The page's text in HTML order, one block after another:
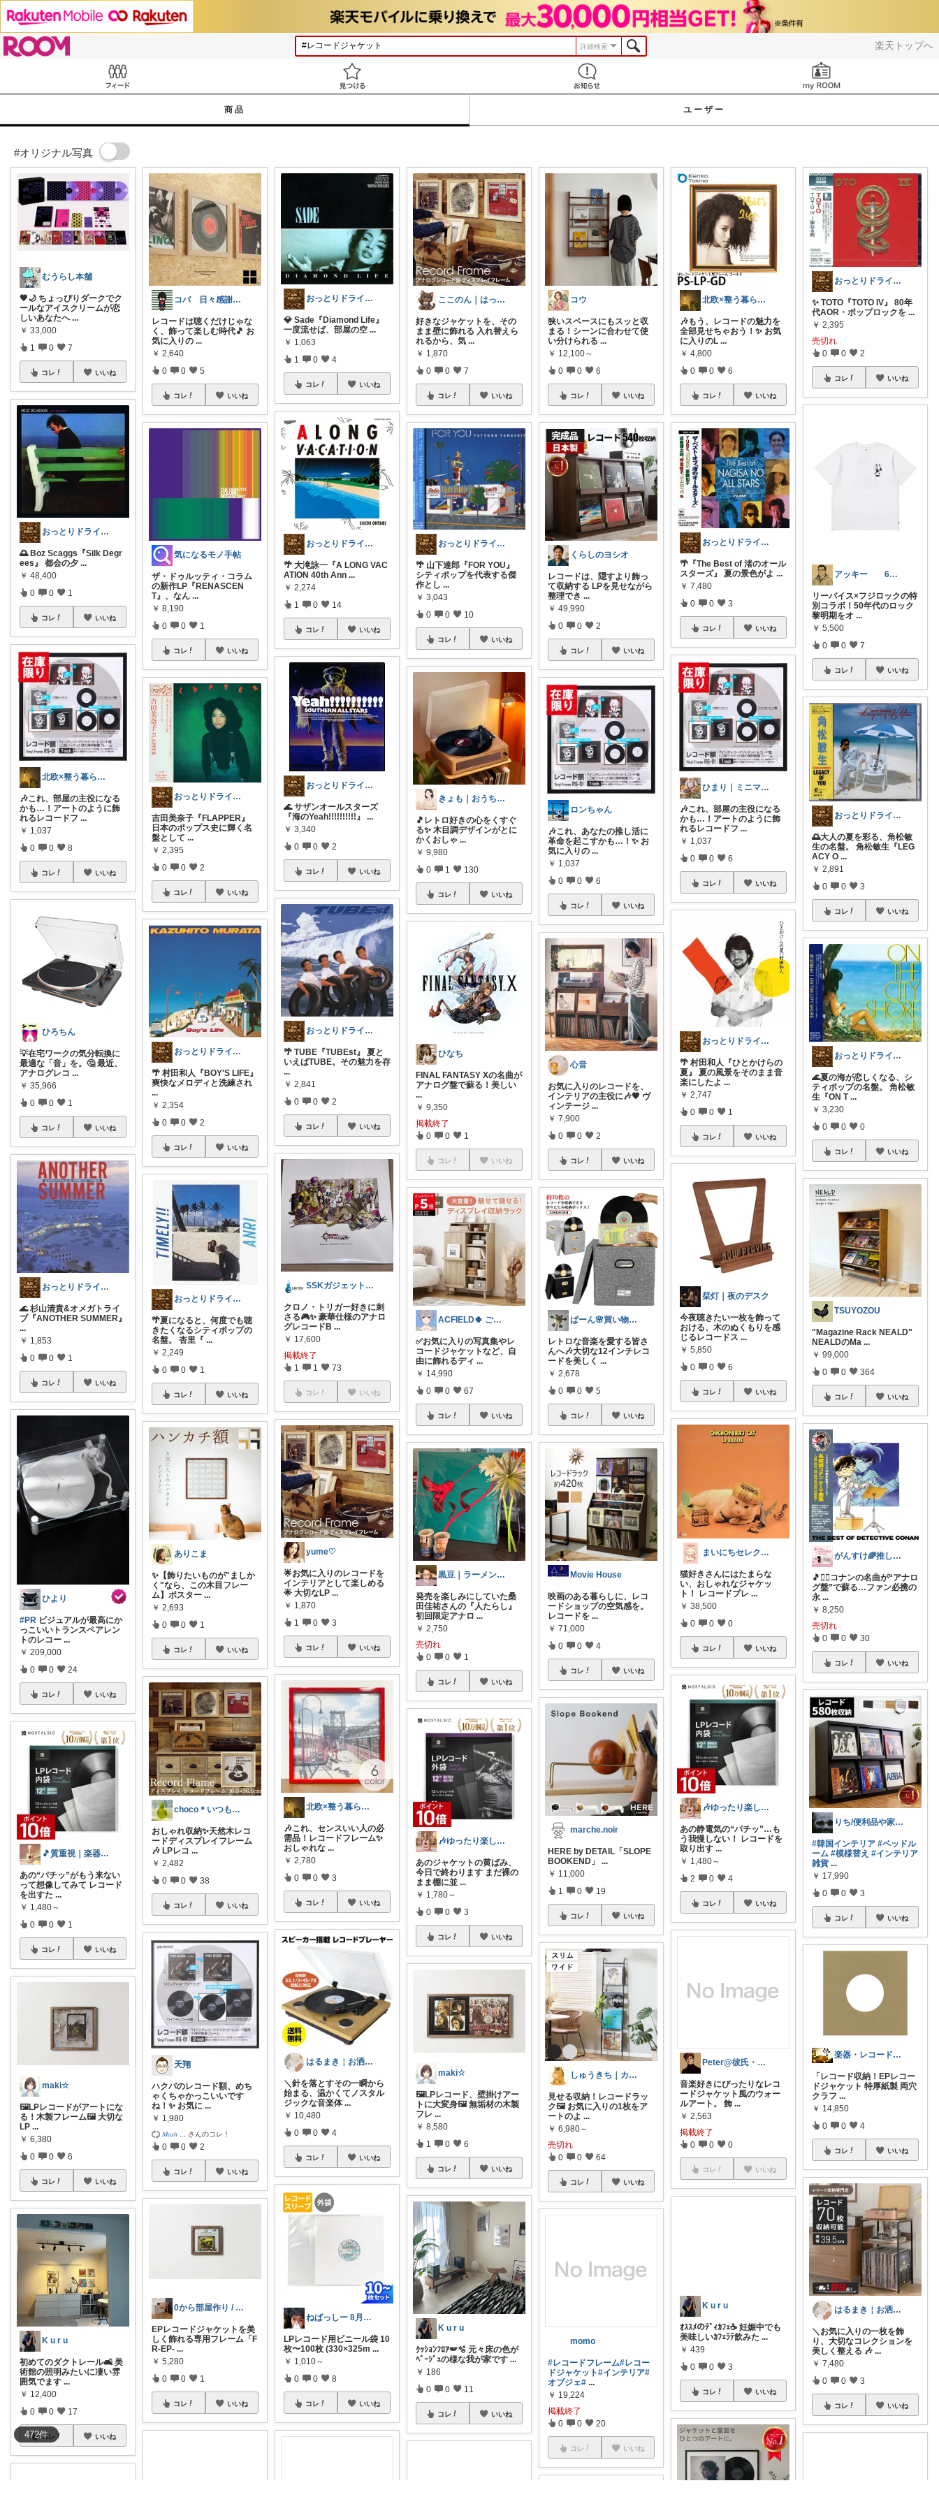
楽天トップへ
詳細検索
商品 ユーザー
#オリジナル写真
472件
むうらし本舗
🖤🌙 ちょっぴりダークでク
ールなアイスクリームが恋
しいあなたへ ...
￥ 33,000
1 0 7
コレ いいね
おっとりドライバー
🌅 Boz Scaggs『Silk Degr
ees』 都会の夕 ...
￥ 48,400
0 0 1
コレ いいね
北欧×整う暮らし｜ハル
🎶これ、部屋の主役になる
かも…！アートのように飾
れるレコードフ ...
￥ 1,037
0 0 8
コレ いいね
ひろちん
💡在宅ワークの気分転換に
最適な「音」を。🤔 最近、
アナログレコ ...
￥ 35,966
0 0 1
コレ いいね
おっとりドライバー
🌊 杉山清貴&オメガトライ
ブ『ANOTHER SUMMER』
...
￥ 1,853
0 0 1
コレ いいね
ひより
#PR ビジュアルが最高にか
っこいいトランスペアレン
トのレコー ...
￥ 209,000
0 0 24
コレ いいね
🎵質重視｜楽器・音響機器
あの“パチッ”がもう来ない
って想像してみて レコード
を出すた ...
￥ 1,480～
0 0 1
コレ いいね
maki☆
🖼️LPレコードがアートにな
る！木製フレーム🖼️ 大切な
LP ...
￥ 6,380
0 0 6
コレ いいね
K u r u
初めてのダクトレール🛋️ 美
術館の照明みたいに凄い雰
囲気でます ...
￥ 12,400
0 0 17
コレ いいね
コバ 日々感謝✨私のすきなもの帖✨
レコードは聴くだけじゃな
く、飾って楽しむ時代🎵 お
気に入りの ...
￥ 2,640
0 0 5
コレ いいね
気になるモノ手帖
ザ・ドゥルッティ・コラム
の新作LP『RENASCEN
T』、なん ...
￥ 8,190
0 0 1
コレ いいね
おっとりドライバー
吉田美奈子『FLAPPER』
日本のポップス史に輝く名
盤として ...
￥ 2,395
0 0 2
コレ いいね
おっとりドライバー
🌴 村田和人『BOY'S LIFE』
爽快なメロディと洗練され
...
￥ 2,354
0 0 2
コレ いいね
おっとりドライバー
🌴夏になると、何度でも聴
きたくなるシティポップの
名盤。 杏里『 ...
￥ 2,249
0 0 1
コレ いいね
ありこま
✨【飾りたいものが"ましか
く"なら、この木目フレー
ム】ポスター ...
￥ 2,693
0 0 1
コレ いいね
choco＊いつもありがとうございます♡
おしゃれ収納✨天然木レコ
ードディスプレイフレーム
🎶 LPレコ ...
￥ 2,482
0 0 38
コレ いいね
天翔
ハクバのレコード額、めち
ゃくちゃかっこいいです
ね！✨ お気に ...
￥ 1,980
𝑀𝑎𝑠ℎ さんのコレ！
0 0 2
コレ いいね
0から部屋作り / BASE
EPレコードジャケットを美
しく飾れる専用フレーム「F
R-EP- ...
￥ 5,280
0 0 1
コレ いいね
おっとりドライバー
💎 Sade『Diamond Life』
一度流せば、部屋の空 ...
￥ 1,063
1 0 4
コレ いいね
おっとりドライバー
🌴 大滝詠一『A LONG VAC
ATION 40th Ann ...
￥ 2,274
1 0 14
コレ いいね
おっとりドライバー
🌊 サザンオールスターズ
『海のYeah!!!!!!!!!!』...
￥ 3,340
0 0 2
コレ いいね
おっとりドライバー
🌴 TUBE『TUBEst』 夏と
いえばTUBE。その魅力を存
...
￥ 2,841
0 0 2
コレ いいね
SSKガジェット研究所
クロノ・トリガー好きに刺
さる🎮✨ 豪華仕様のアナロ
グレコードB ...
￥ 17,600
掲載終了
1 1 73
コレ いいね
yume♡
🌟お気に入りのレコードを
インテリアとして楽しめる
🌟 大切なLP ...
￥ 1,870
1 0 3
コレ いいね
北欧×整う暮らし｜ハル
🎶これ、センスいい人の必
需品！レコードフレーム✨
おしゃれな ...
￥ 2,780
0 0 3
コレ いいね
はるまき￤お洒落インテリアとQOL向上
＼針を落とすその一瞬から
始まる、温かくてノスタル
ジックな音楽体 ...
￥ 10,480
0 0 4
コレ いいね
ねばっしー 8月もよろしゅうに☺️
LPレコード用ビニール袋 10
枚〜100枚 (330×325m ...
￥ 1,010～
0 0 8
コレ いいね
ここのん｜はっぴいライフ💓
好きなジャケットを、その
まま壁に飾れる 入れ替えら
れるから、気 ...
￥ 1,870
0 0 7
コレ いいね
おっとりドライバー
🌴 山下達郎『FOR YOU』
シティポップを代表する傑
作とし ...
￥ 3,043
0 0 10
コレ いいね
きょも｜おうちを楽しく🏠購入感謝✨
🎵レトロ好きの心をくすぐ
る✨ 木目調デザインがとに
かくおしゃ ...
￥ 9,980
0 1 130
コレ いいね
ひなち
FINAL FANTASY Xの名曲が
アナログ盤で蘇る！美しい
...
￥ 9,350
掲載終了
0 0 1
コレ いいね
ACFIELD🍀 ご購入感謝です
✅お気に入りの写真集やレ
コードジャケットなど、自
由に飾れるディ ...
￥ 14,990
0 0 67
コレ いいね
黒豆｜ラーメン屋女将の暮らしと愛用品
発売を楽しみにしていた桑
田佳祐さんの『人たらし』
初回限定アナロ ...
￥ 2,750
売切れ
0 0 1
コレ いいね
🎶ゆったり楽しむ人｜楽器
あのジャケットの黄ばみ、
今日で終わります まだ裸の
まま棚に並 ...
￥ 1,780～
0 0 3
コレ いいね
maki☆
🖼️LPレコード、壁掛けアー
トに大変身🖼️ 無垢材の木製
フレ ...
￥ 8,580
1 0 6
コレ いいね
K u r u
ｸｯｼｮﾝﾌﾛｱ🪽🫧 元々床の色が
ﾍﾞｰｼﾞｭの様な我が家です ...
￥ 186
0 0 11
コレ いいね
コウ
​狭いスペースにもスッと収
まる！シーンに合わせて使
い分けられる ...
￥ 12,100～
0 0 6
コレ いいね
くらしのヨシオ
レコードは、隠すより飾っ
て収納する LPを見せながら
整理でき ...
￥ 49,990
0 0 2
コレ いいね
ロンちゃん
🎶これ、あなたの推し活に
革命を起こすかも…！✨ お
気に入りの ...
￥ 1,037
0 0 6
コレ いいね
心音
お気に入りのレコードを、
インテリアの主役に🎶🤎 ヴ
ィンテージ ...
￥ 7,900
0 0 2
コレ いいね
ぱーん🌸買い物マニア
レトロな音楽を愛する皆さ
んへ🎶大切な12インチレコ
ードを美しく ...
￥ 2,678
0 0 5
コレ いいね
Movie House
映画のある暮らしに、レコ
ードショップの空気感を。
レコードを ...
￥ 71,000
0 0 4
コレ いいね
marche.noir
HERE by DETAIL「SLOPE
BOOKEND」...
￥ 11,000
1 0 19
コレ いいね
しゅうきち｜カフェ☕と暮らし🍀
見せる収納！レコードラッ
ク🖼️ お気に入りの1枚をア
ートのよ ...
￥ 6,980～
売切れ
0 0 64
コレ いいね
momo
#レコードフレーム#レコー
ドジャケット#インテリア#
オブジェ# ...
￥ 19,224
掲載終了
0 0 20
コレ いいね
北欧×整う暮らし｜ハル
🎶もう、レコードの魅力を
全部見せちゃおう！✨ お気
に入りのL ...
￥ 4,800
0 0 6
コレ いいね
おっとりドライバー
🌴『The Best of 渚のオール
スターズ』 夏の景色がよ ...
￥ 7,480
0 0 3
コレ いいね
ひまり｜ミニマルな育児と時短グッズ
🎶これ、部屋の主役になる
かも…！アートのように飾
れるレコードフ ...
￥ 1,037
0 0 6
コレ いいね
おっとりドライバー
🌴 村田和人『ひとかけらの
夏』 夏の風景をそのまま音
楽にしたよ ...
￥ 2,747
0 0 1
コレ いいね
栞灯｜夜のデスク
今夜聴きたい一枚を飾って
おける、木のぬくもりを感
じるレコードス ...
￥ 5,850
0 0 6
コレ いいね
まいにちセレクトdays
猫好きさんにはたまらな
い、おしゃれなジャケッ
ト！ レコードプレ ...
￥ 38,500
0 0 0
コレ いいね
🎶ゆったり楽しむ人｜楽器
あの静電気の“パチッ”…も
う我慢しない！ レコードを
取り出す ...
￥ 1,480～
2 0 4
コレ いいね
Peter@彼氏・旦那・息子が喜ぶギフト
音楽好きにぴったりなレコ
ードジャケット風のウォー
ルアート。 飾 ...
￥ 2,563
掲載終了
0 0 0
コレ いいね
K u r u
ｵｽｽﾒのﾃﾞｨｶﾌｪ☕️ 妊娠中でも
美味しいｶﾌｪﾗﾃ飲みた
￥ 439
0 0
おっとりドライバー
✨ TOTO『TOTO IV』 80年
代AOR・ポップロックを ...
￥ 2,395
売切れ
0 0 2
コレ いいね
アッキー 6才娘👧子育て中💪
リーバイス×フジロックの特
別コラボ！50年代のロック
黎明期をオ ...
￥ 5,500
0 0 7
コレ いいね
おっとりドライバー
🌅大人の夏を彩る、角松敏
生の名盤。 角松敏生『LEG
ACY O ...
￥ 2,891
0 0 3
コレ いいね
おっとりドライバー
🌊夏の海が恋しくなる、シ
ティポップの名盤。 角松敏
生『ON T ...
￥ 3,230
0 0 0
コレ いいね
TSUYOZOU
"Magazine Rack NEALD"
NEALDのMa ...
￥ 99,000
0 0 364
コレ いいね
がんすけ🌈推し活×一人暮らし節約ヲタ
🎵🕵️‍♂️コナンの名曲が“アナロ
グ盤”で蘇る…ファン必携の
永 ...
￥ 8,250
売切れ
0 0 30
コレ いいね
りち/便利品や家具など
#韓国インテリア #ベッドル
ーム #模様替え #インテリア
雑貨 ...
￥ 17,990
0 0 3
コレ いいね
楽器・レコード店スタッフKEN
「レコード収納！EPレコー
ドジャケット 特厚紙製 両穴
クラフ ...
￥ 14,850
0 0 4
コレ いいね
はるまき￤お洒落インテリアとQOL向上
＼お気に入りの一枚を飾
り、大切なコレクションを
美しく整える 🎶 ...
￥ 7,480
0 0 3
コレ いいね